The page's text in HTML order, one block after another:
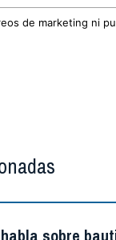
de marketing ni